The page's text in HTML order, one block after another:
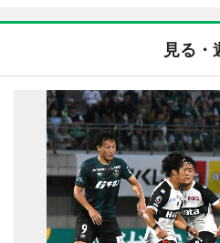
見る・